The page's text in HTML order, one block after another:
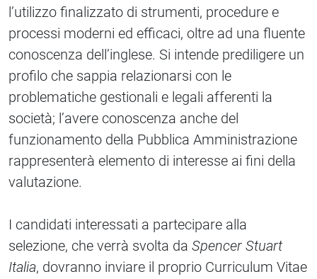
l’utilizzo finalizzato di strumenti, procedure e
processi moderni ed efficaci, oltre ad una fluente
conoscenza dell’inglese. Si intende prediligere un
profilo che sappia relazionarsi con le
problematiche gestionali e legali afferenti la
società; l’avere conoscenza anche del
funzionamento della Pubblica Amministrazione
rappresenterà elemento di interesse ai fini della
valutazione.
I candidati interessati a partecipare alla
selezione, che verrà svolta da Spencer Stuart
Italia, dovranno inviare il proprio Curriculum Vitae